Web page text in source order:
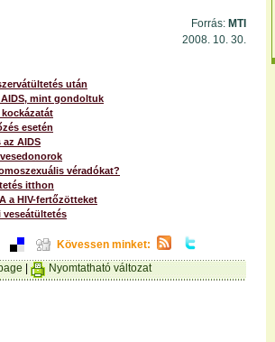
Forrás: MTI
2008. 10. 30.
után
mint gondoltuk
esetén
AIDS
véradókat?
itthon
a HIV-fertőzötteket
veseátültetés
Kövessen minket:
Nyomtatható változat